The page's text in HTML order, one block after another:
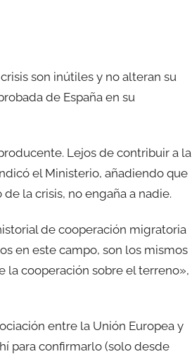
son inútiles y no alteran su
de España en su
Lejos de contribuir a la
el Ministerio, añadiendo que
la crisis, no engaña a nadie.
de cooperación migratoria
en este campo, son los mismos
la cooperación sobre el terreno»,
entre la Unión Europea y
para confirmarlo (solo desde